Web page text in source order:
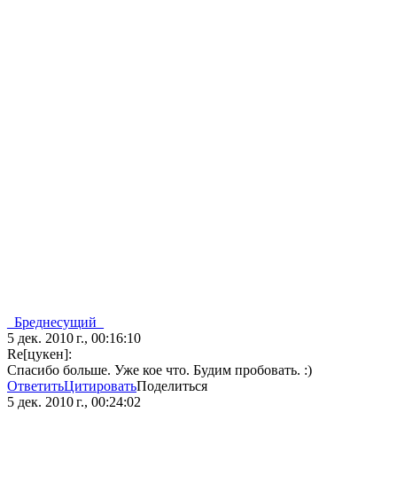
_Бреднесущий_
5 дек. 2010 г., 00:16:10
Re[цукен]:
Спасибо больше. Уже кое что. Будим пробовать. :)
ОтветитьЦитироватьПоделиться
5 дек. 2010 г., 00:24:02